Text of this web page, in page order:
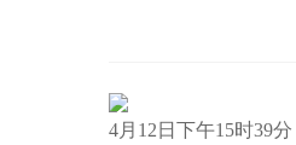
4月12日下午15时39